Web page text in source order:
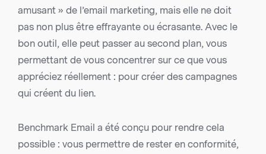
amusant » de l’email marketing, mais elle ne doit
pas non plus être effrayante ou écrasante. Avec le
bon outil, elle peut passer au second plan, vous
permettant de vous concentrer sur ce que vous
appréciez réellement : pour créer des campagnes
qui créent du lien.
Benchmark Email a été conçu pour rendre cela
possible : vous permettre de rester en conformité,